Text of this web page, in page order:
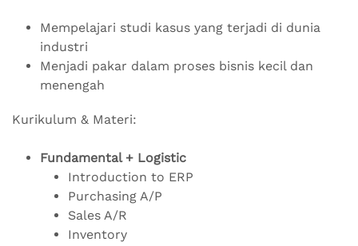
Mempelajari studi kasus yang terjadi di dunia
industri
Menjadi pakar dalam proses bisnis kecil dan
menengah
Kurikulum & Materi:
Fundamental + Logistic
Introduction to ERP
Purchasing A/P
Sales A/R
Inventory